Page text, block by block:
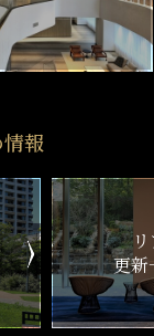
報
新